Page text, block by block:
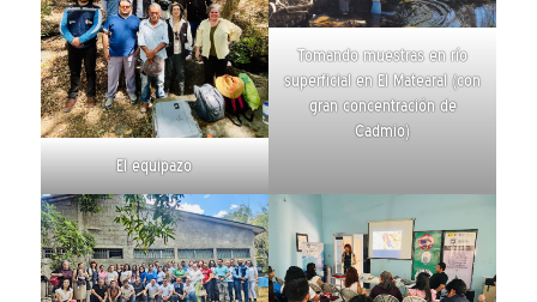
El equipazo
Tomando muestras en río
superficial en El Matearal (con
gran concentración de
Cadmio)